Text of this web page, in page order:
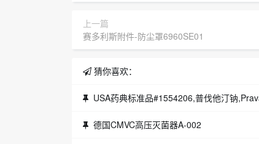
上一篇
赛多利斯附件-防尘罩6960SE01
猜你喜欢：
USA药典标准品#1554206,普伐他汀钠
德国CMVC高压灭菌器A-002